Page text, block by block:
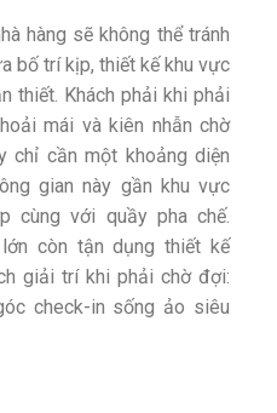
hàng sẽ không thể tránh
bố trí kịp, thiết kế khu vực
thiết. Khách phải khi phải
mái và kiên nhẫn chờ
chỉ cần một khoảng diện
gian này gần khu vực
cùng với quầy pha chế.
còn tận dụng thiết kế
giải trí khi phải chờ đợi:
check-in sống ảo siêu